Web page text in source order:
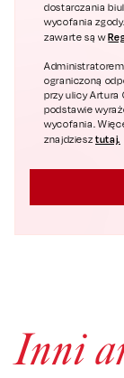
dostarczania
wycofania
zawarte są w
ograniczoną
przy ulicy Artura
podstawie
wycofania.
znajdziesztutaj.
Inni